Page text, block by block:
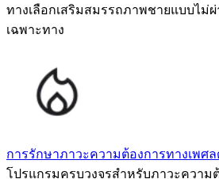
ทางเลือกเสริมสมรรถภาพชายแบบไม่
เฉพาะทาง
การรักษาภาวะความต้องการทางเพศล
โปรแกรมครบวงจรสำหรับภาวะความต้